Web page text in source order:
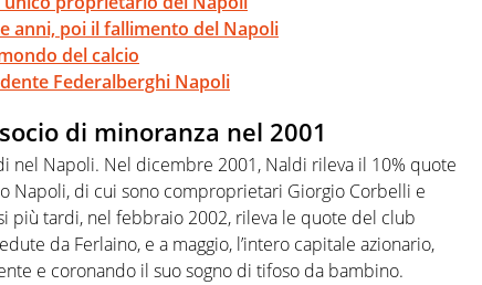
anni, poi il fallimento del Napoli
del calcio
Federalberghi Napoli
di minoranza nel 2001
nel Napoli. Nel dicembre 2001, Naldi rileva il 10% quote
Napoli, di cui sono comproprietari Giorgio Corbelli e
più tardi, nel febbraio 2002, rileva le quote del club
da Ferlaino, e a maggio, l’intero capitale azionario,
e coronando il suo sogno di tifoso da bambino.